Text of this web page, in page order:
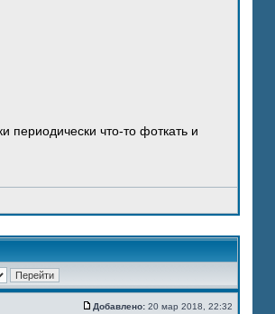
периодически что-то фоткать и
Добавлено: 20 мар 2018, 22:32